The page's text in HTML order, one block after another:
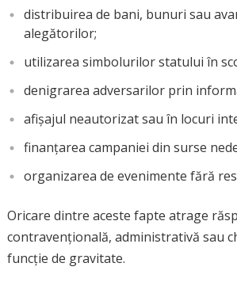
distribuirea de bani, bunuri sau
alegătorilor;
utilizarea simbolurilor statului în
denigrarea adversarilor prin
afișajul neautorizat sau în locuri
finanțarea campaniei din surse
organizarea de evenimente fără
Oricare dintre aceste fapte atrage
contravențională, administrativă sau
funcție de gravitate.